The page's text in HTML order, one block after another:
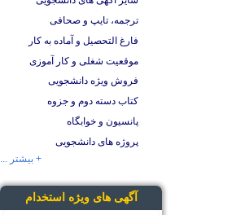
ترجمه، تایپ و صحافی
فارغ التحصیل و آماده به کار
موقعیت شغلی و کار آموزی
فروش ویژه دانشجویی
کتاب دسته دوم و جزوه
پانسیون و خوابگاه
پروژه های دانشجویی
+ بیشتر ...
آگهی های ویژه استخدام